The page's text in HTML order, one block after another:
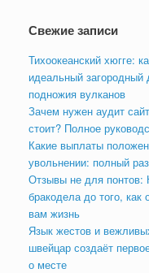
Свежие записи
Тихоокеанский хюгге:
идеальный загородный
подножия вулканов
Зачем нужен аудит
стоит? Полное
Какие выплаты
увольнении: полный
Отзывы не для понтов:
бракодела до того, как
вам жизнь
Язык жестов и
швейцар создаёт
о месте